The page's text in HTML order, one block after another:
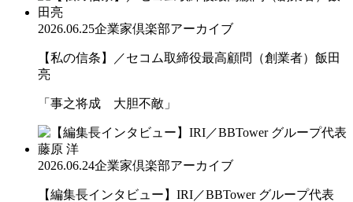
2026.06.25企業家倶楽部アーカイブ
【私の信条】／セコム取締役最高顧問（創業者）飯田
亮
「事之将成 大胆不敵」
2026.06.24企業家倶楽部アーカイブ
【編集長インタビュー】IRI／BBTower グループ代表